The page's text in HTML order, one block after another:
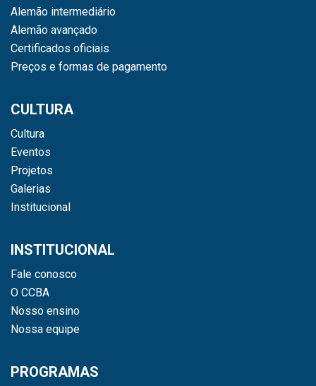
Alemão intermediário
Alemão avançado
Certificados oficiais
Preços e formas de pagamento
CULTURA
Cultura
Eventos
Projetos
Galerias
Institucional
INSTITUCIONAL
Fale conosco
O CCBA
Nosso ensino
Nossa equipe
PROGRAMAS